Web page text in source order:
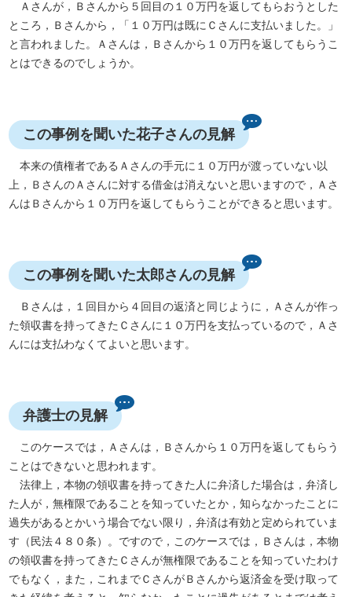
Ａさんが，Ｂさんから５回目の１０万円を返してもらおうとした
ところ，Ｂさんから，「１０万円は既にＣさんに支払いました。」
と言われました。Ａさんは，Ｂさんから１０万円を返してもらうこ
とはできるのでしょうか。
この事例を聞いた花子さんの見解
本来の債権者であるＡさんの手元に１０万円が渡っていない以
上，ＢさんのＡさんに対する借金は消えないと思いますので，Ａさ
んはＢさんから１０万円を返してもらうことができると思います。
この事例を聞いた太郎さんの見解
Ｂさんは，１回目から４回目の返済と同じように，Ａさんが作っ
た領収書を持ってきたＣさんに１０万円を支払っているので，Ａさ
んには支払わなくてよいと思います。
弁護士の見解
このケースでは，Ａさんは，Ｂさんから１０万円を返してもらう
ことはできないと思われます。
法律上，本物の領収書を持ってきた人に弁済した場合は，弁済し
た人が，無権限であることを知っていたとか，知らなかったことに
過失があるとかいう場合でない限り，弁済は有効と定められていま
す（民法４８０条）。ですので，このケースでは，Ｂさんは，本物
の領収書を持ってきたＣさんが無権限であることを知っていたわけ
でもなく，また，これまでＣさんがＢさんから返済金を受け取って